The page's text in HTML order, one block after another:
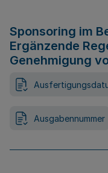
Sponsoring im
Ergänzende
Genehmigung
Ausgabennummer